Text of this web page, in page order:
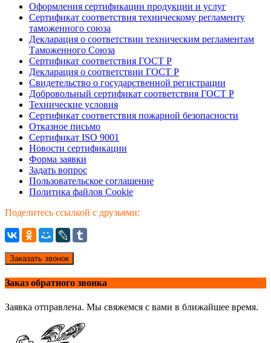
Оформления сертификации продукции и услуг
Сертификат соответствия техническому регламенту
таможенного союза
Декларация о соответствии техническим регламентам
Таможенного Союза
Сертификат соответствия ГОСТ Р
Декларация о соответствии ГОСТ Р
Свидетельство о государственной регистрации
Добровольный сертификат соответствия ГОСТ Р
Технические условия
Сертификат соответствия пожарной безопасности
Отказное письмо
Сертификат ISO 9001
Новости сертификации
Форма заявки
Задать вопрос
Пользовательское соглашение
Политика файлов Cookie
Поделитесь ссылкой с друзьями:
Заказать звонок
Заказ обратного звонка
Заявка отправлена. Мы свяжемся с вами в ближайшее время.